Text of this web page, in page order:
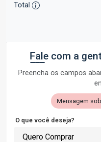
Total
Fale com a
Preencha os campos
Mensagem
O que você deseja?
Quero Comprar